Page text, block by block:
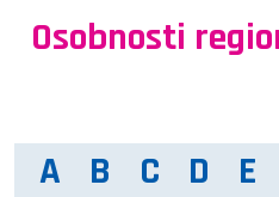
Osobnosti
A B C D E